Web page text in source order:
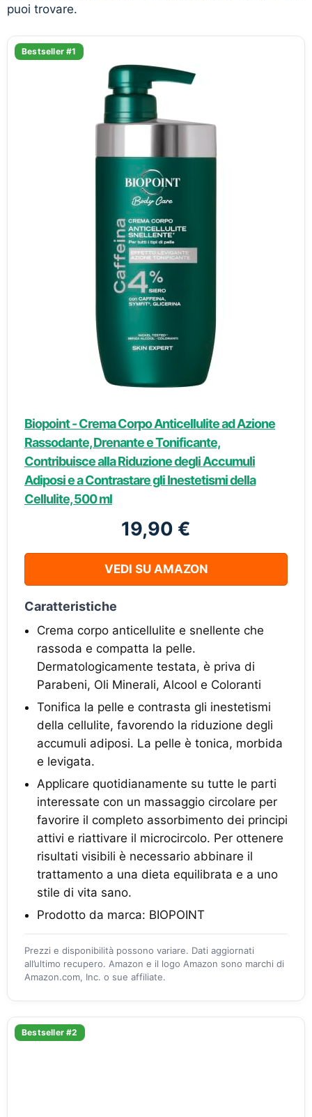
puoi trovare.
Bestseller #1
Biopoint - Crema Corpo Anticellulite ad Azione
Rassodante, Drenante e Tonificante,
Contribuisce alla Riduzione degli Accumuli
Adiposi e a Contrastare gli Inestetismi della
Cellulite, 500 ml
19,90 €
VEDI SU AMAZON
Caratteristiche
Crema corpo anticellulite e snellente che
rassoda e compatta la pelle.
Dermatologicamente testata, è priva di
Parabeni, Oli Minerali, Alcool e Coloranti
Tonifica la pelle e contrasta gli inestetismi
della cellulite, favorendo la riduzione degli
accumuli adiposi. La pelle è tonica, morbida
e levigata.
Applicare quotidianamente su tutte le parti
interessate con un massaggio circolare per
favorire il completo assorbimento dei principi
attivi e riattivare il microcircolo. Per ottenere
risultati visibili è necessario abbinare il
trattamento a una dieta equilibrata e a uno
stile di vita sano.
Prodotto da marca: BIOPOINT
Prezzi e disponibilità possono variare. Dati aggiornati
all’ultimo recupero. Amazon e il logo Amazon sono marchi di
Amazon.com, Inc. o sue affiliate.
Bestseller #2